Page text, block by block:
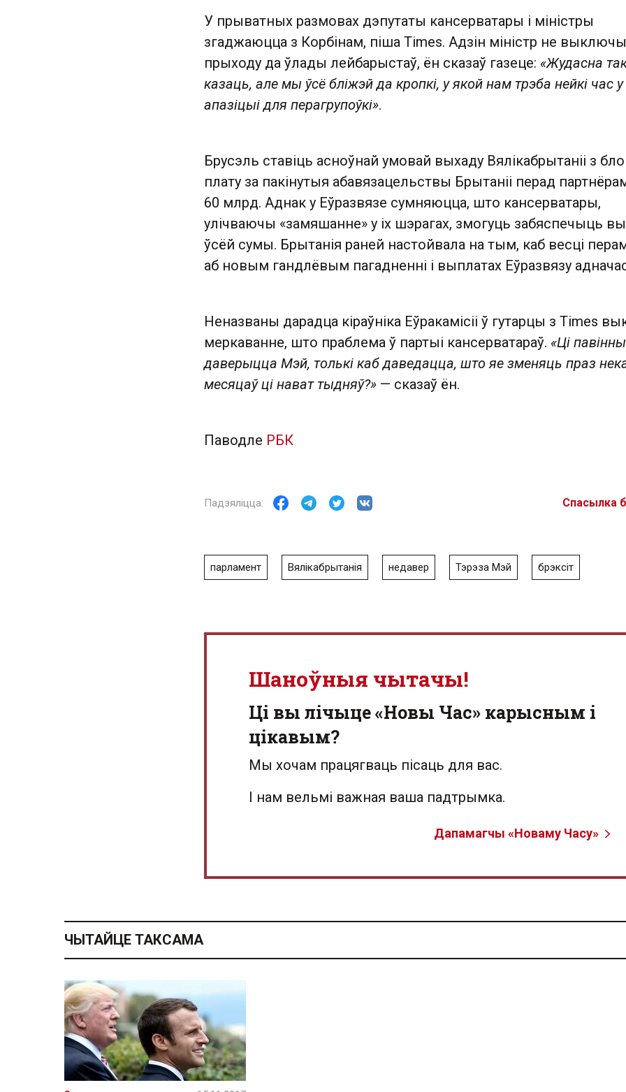
У прыватных размовах дэпутаты кансерватары і міністры
згаджаюцца з Корбінам, піша Times. Адзін міністр не
прыходу да ўлады лейбарыстаў, ён сказаў газеце: «Жудасна
казаць, але мы ўсё бліжэй да кропкі, у якой нам трэба нейкі час у
апазіцыі для перагрупоўкі».
Брусэль ставіць асноўнай умовай выхаду Вялікабрытаніі з
плату за пакінутыя абавязацельствы Брытаніі перад
60 млрд. Аднак у Еўразвязе сумняюцца, што кансерватары,
улічваючы «замяшанне» у іх шэрагах, змогуць забяспечыць
ўсёй сумы. Брытанія раней настойвала на тым, каб весці
аб новым гандлёвым пагадненні і выплатах Еўразвязу
Неназваны дарадца кіраўніка Еўракамісіі ў гутарцы з Times
меркаванне, што праблема ў партыі кансерватараў. «Ці
даверыцца Мэй, толькі каб даведацца, што яе зменяць праз
месяцаў ці нават тыдняў?» — сказаў ён.
Паводле РБК
Спасылка
парламент Вялікабрытанія недавер Тэрэза Мэй брэксіт
Шаноўныя чытачы!
Ці вы лічыце «Новы Час» карысным і
цікавым?
Мы хочам працягваць пісаць для вас.
І нам вельмі важная ваша падтрымка.
Дапамагчы «Новаму Часу»
ЧЫТАЙЦЕ ТАКСАМА